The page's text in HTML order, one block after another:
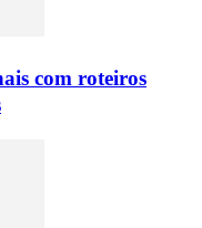
com roteiros